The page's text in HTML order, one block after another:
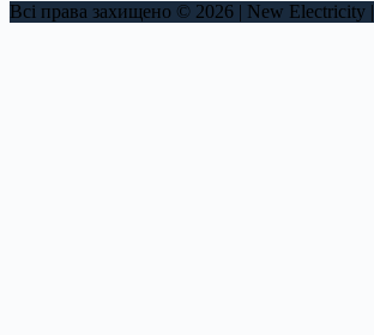
Всі права захищено © 2026 | New Electricity |